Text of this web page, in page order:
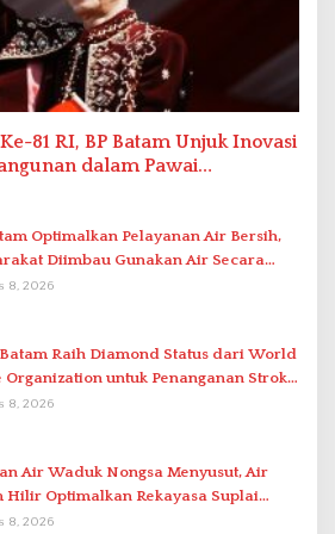
81 RI, BP Batam Unjuk Inovasi
dalam Pawai
Optimalkan Pelayanan Air Bersih,
Diimbau Gunakan Air Secara
8, 2026
Batam Raih Diamond Status dari World
Organization untuk Penanganan Stroke
Internasional
8, 2026
Air Waduk Nongsa Menyusut, Air
Hilir Optimalkan Rekayasa Suplai
8, 2026